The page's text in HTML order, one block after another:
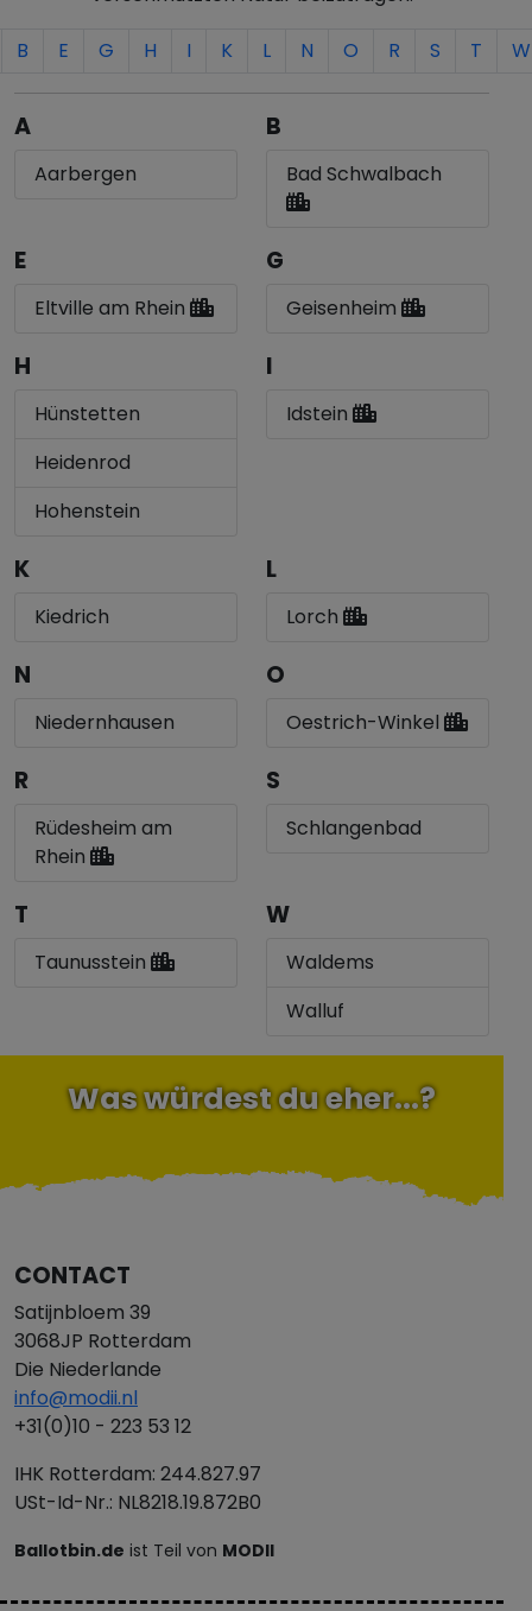
B E G H I K L N O R S T W
A
Aarbergen
B
Bad Schwalbach
E
Eltville am Rhein
G
Geisenheim
H
Hünstetten
Heidenrod
Hohenstein
I
Idstein
K
Kiedrich
L
Lorch
N
Niedernhausen
O
Oestrich-Winkel
R
Rüdesheim am
Rhein
S
Schlangenbad
T
Taunusstein
W
Waldems
Walluf
Was würdest du eher...?
CONTACT
Satijnbloem 39
3068JP Rotterdam
Die Niederlande
info@modii.nl
+31(0)10 - 223 53 12
IHK Rotterdam: 244.827.97
USt-Id-Nr.: NL8218.19.872B0
Ballotbin.de ist Teil von MODII